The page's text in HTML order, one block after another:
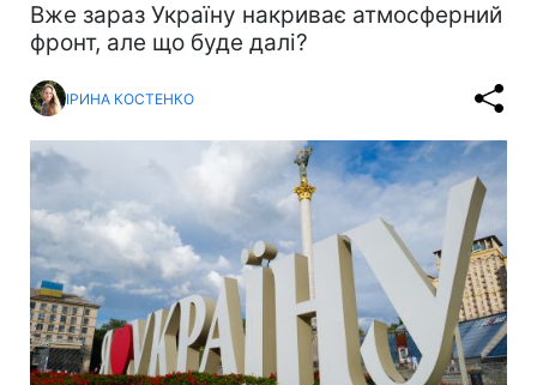
Вже зараз Україну накриває атмосферний
фронт, але що буде далі?
ІРИНА КОСТЕНКО